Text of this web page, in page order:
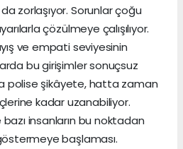
zorlaşıyor. Sorunlar çoğu
çözülmeye çalışılıyor.
ve empati seviyesinin
bu girişimler sonuçsuz
polise şikâyete, hatta zaman
kadar uzanabiliyor.
insanların bu noktadan
başlaması.